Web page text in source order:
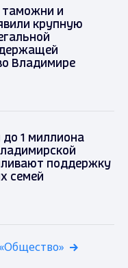
таможни и
крупную
Владимире
1 миллиона
поддержку
семей